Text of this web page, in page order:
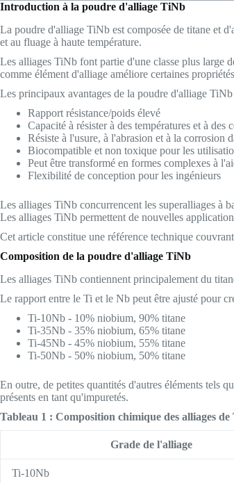
Introduction à la poudre d'alliage TiNb
La poudre d'alliage TiNb est composée de titane et
et au fluage à haute température.
Les alliages TiNb font partie d'une classe plus large
comme élément d'alliage améliore certaines
Les principaux avantages de la poudre d'alliage
Rapport résistance/poids élevé
Capacité à résister à des températures et à des
Résiste à l'usure, à l'abrasion et à la corrosion
Biocompatible et non toxique pour les
Peut être transformé en formes complexes à
Flexibilité de conception pour les ingénieurs
Les alliages TiNb concurrencent les superalliages à
Les alliages TiNb permettent de nouvelles
Cet article constitue une référence technique
Composition de la poudre d'alliage TiNb
Les alliages TiNb contiennent principalement du
Le rapport entre le Ti et le Nb peut être ajusté pour
Ti-10Nb - 10% niobium, 90% titane
Ti-35Nb - 35% niobium, 65% titane
Ti-45Nb - 45% niobium, 55% titane
Ti-50Nb - 50% niobium, 50% titane
En outre, de petites quantités d'autres éléments tels
présents en tant qu'impuretés.
Tableau 1 : Composition chimique des alliages
Grade de l'alliage
Ti-10Nb